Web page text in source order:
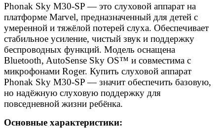
Phonak Sky M30-SP — это слуховой аппарат на
платформе Marvel, предназначенный для детей с
умеренной и тяжёлой потерей слуха. Обеспечивает
стабильное усиление, чистый звук и поддержку
беспроводных функций. Модель оснащена
Bluetooth, AutoSense Sky OS™ и совместима с
микрофонами Roger. Купить слуховой аппарат
Phonak Sky M30-SP — значит обеспечить базовую,
но надёжную слуховую поддержку для
повседневной жизни ребёнка.
Основные характеристики: